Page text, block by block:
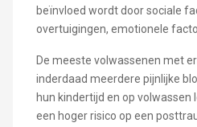
beïnvloed wordt door sociale
overtuigingen, emotionele
De meeste volwassenen met
inderdaad meerdere pijnlijke
hun kindertijd en op volwassen
een hoger risico op een